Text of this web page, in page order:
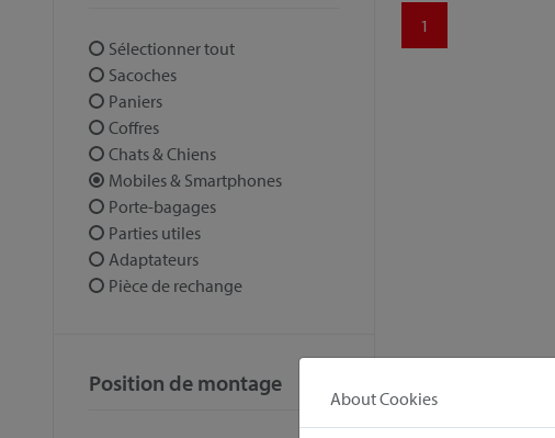
Sélectionner tout
Sacoches
Paniers
Coffres
Chats & Chiens
Mobiles & Smartphones
Porte-bagages
Parties utiles
Adaptateurs
Pièce de rechange
Position de montage
1
About Cookies